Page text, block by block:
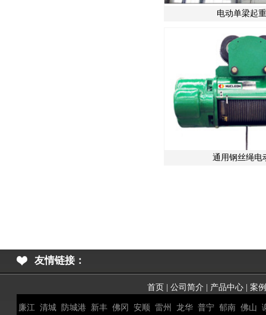
电动单梁起
通用钢丝绳电
友情链接：
首页| 公司简介 | 产品中心| 案
廉江 清城 防城港 新丰 佛冈 安顺 雷州 龙华 普宁 郁南 佛山